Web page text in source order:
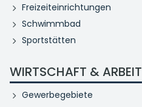
Freizeiteinrichtungen
Schwimmbad
Sportstätten
WIRTSCHAFT & ARBEIT
Gewerbegebiete